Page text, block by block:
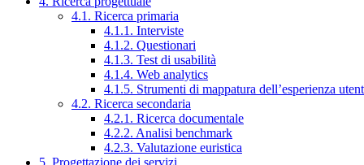
4.1. Ricerca primaria
4.1.1. Interviste
4.1.2. Questionari
4.1.3. Test di usabilità
4.1.4. Web analytics
4.1.5. Strumenti di mappatura dell’esperienza
4.2. Ricerca secondaria
4.2.1. Ricerca documentale
4.2.2. Analisi benchmark
4.2.3. Valutazione euristica
5. Progettazione dei servizi